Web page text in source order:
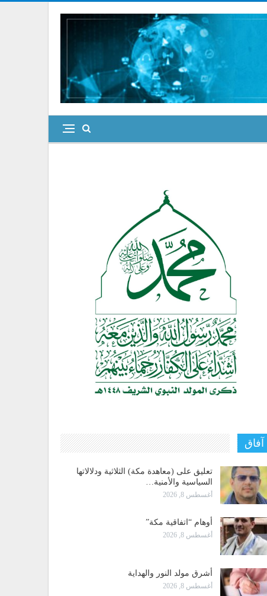
آفاق
تعليق على (معاهدة مكة) الثلاثية ودلالاتها
السياسية والأمنية…
أغسطس 8, 2026
أوهام “اتفاقية مكة”
أغسطس 8, 2026
أشرق مولد النور والهداية
أغسطس 8, 2026